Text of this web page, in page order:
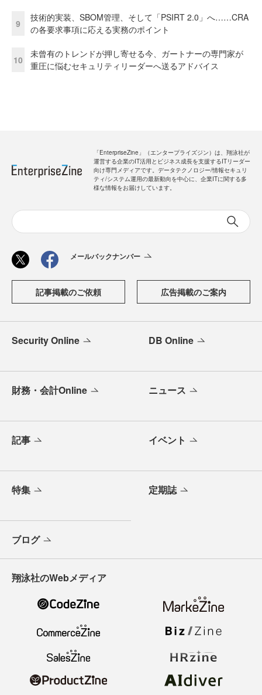
9
技術的実装、SBOM管理、そして「PSIRT 2.0」へ……CRA
の各要求事項に応える実務のポイント
10
未曾有のトレンドが押し寄せる今、ガートナーの専門家が
重圧に悩むセキュリティリーダーへ送るアドバイス
「EnterpriseZine」（エンタープライズジン）は、翔泳社が
運営する企業のIT活用とビジネス成長を支援するITリーダー
向け専門メディアです。データテクノロジー/情報セキュリ
ティ/システム運用の最新動向を中心に、企業ITに関する多
様な情報をお届けしています。
メールバックナンバー
記事掲載のご依頼 広告掲載のご案内
Security Online DB Online
財務・会計Online ニュース
記事 イベント
特集 定期誌
ブログ
翔泳社のWebメディア